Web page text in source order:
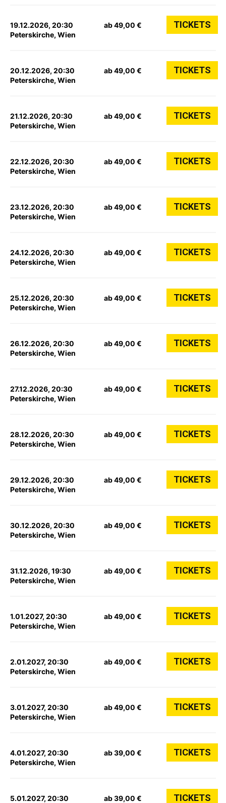
19.12.2026, 20:30
Peterskirche, Wien
ab 49,00 € TICKETS
20.12.2026, 20:30
Peterskirche, Wien
ab 49,00 € TICKETS
21.12.2026, 20:30
Peterskirche, Wien
ab 49,00 € TICKETS
22.12.2026, 20:30
Peterskirche, Wien
ab 49,00 € TICKETS
23.12.2026, 20:30
Peterskirche, Wien
ab 49,00 € TICKETS
24.12.2026, 20:30
Peterskirche, Wien
ab 49,00 € TICKETS
25.12.2026, 20:30
Peterskirche, Wien
ab 49,00 € TICKETS
26.12.2026, 20:30
Peterskirche, Wien
ab 49,00 € TICKETS
27.12.2026, 20:30
Peterskirche, Wien
ab 49,00 € TICKETS
28.12.2026, 20:30
Peterskirche, Wien
ab 49,00 € TICKETS
29.12.2026, 20:30
Peterskirche, Wien
ab 49,00 € TICKETS
30.12.2026, 20:30
Peterskirche, Wien
ab 49,00 € TICKETS
31.12.2026, 19:30
Peterskirche, Wien
ab 49,00 € TICKETS
1.01.2027, 20:30
Peterskirche, Wien
ab 49,00 € TICKETS
2.01.2027, 20:30
Peterskirche, Wien
ab 49,00 € TICKETS
3.01.2027, 20:30
Peterskirche, Wien
ab 49,00 € TICKETS
4.01.2027, 20:30
Peterskirche, Wien
ab 39,00 € TICKETS
5.01.2027, 20:30 ab 39,00 € TICKETS